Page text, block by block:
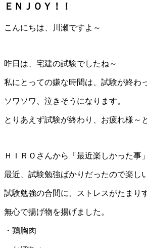
ＥＮＪＯＹ！！
こんにちは、川瀬ですよ～
昨日は、宅建の試験でしたね～
私にとっての嫌な時間は、試験が終わ
ソワソワ、泣きそうになります。
とりあえず試験が終わり、お疲れ様～
ＨＩＲＯさんから「最近楽しかった事
最近、試験勉強ばかりだったので楽し
試験勉強の合間に、ストレスがたまり
無心で揚げ物を揚げました。
・鶏胸肉